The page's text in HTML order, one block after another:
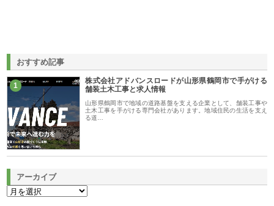
おすすめ記事
1
株式会社アドバンスロードが山形県鶴岡市で手がける
舗装土木工事と求人情報
山形県鶴岡市で地域の道路基盤を支える企業として、舗装工事や
土木工事を手がける専門会社があります。地域住民の生活を支え
る道…
アーカイブ